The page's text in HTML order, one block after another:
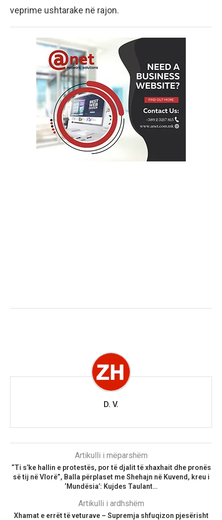
veprime ushtarake në rajon.
D. V.
Artikulli i mëparshëm
“Ti s’ke hallin e protestës, por të djalit të xhaxhait dhe pronës
së tij në Vlorë”, Balla përplaset me Shehajn në Kuvend, kreu i
‘Mundësia’: Kujdes Taulant…
Artikulli i ardhshëm
Xhamat e errët të veturave – Supremja shfuqizon pjesërisht